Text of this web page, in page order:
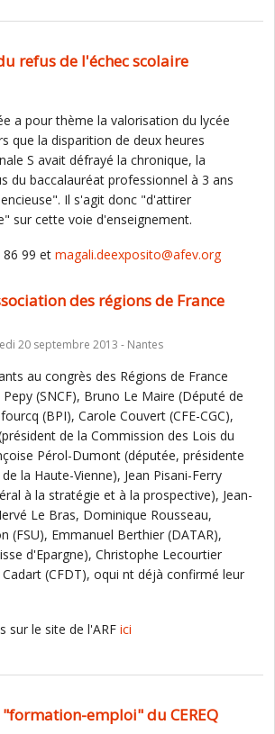
refus de l'échec scolaire
a pour thème la valorisation du lycée
que la disparition de deux heures
S avait défrayé la chronique, la
du baccalauréat professionnel à 3 ans
Il s'agit donc "d'attirer
sur cette voie d'enseignement.
86 99 et magali.deexposito@afev.org
des régions de France
20 septembre 2013 - Nantes
au congrès des Régions de France
(SNCF), Bruno Le Maire (Député de
(BPI), Carole Couvert (CFE-CGC),
de la Commission des Lois du
Pérol-Dumont (députée, présidente
la Haute-Vienne), Jean Pisani-Ferry
à la stratégie et à la prospective), Jean-
Le Bras, Dominique Rousseau,
(FSU), Emmanuel Berthier (DATAR),
d'Epargne), Christophe Lecourtier
(CFDT), oqui nt déjà confirmé leur
sur le site de l'ARF ici
emploi" du CEREQ